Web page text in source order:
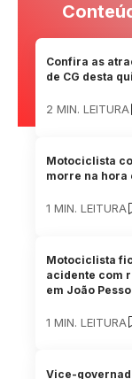
Confira as
de CG desta
2 MIN. LEITURA
Motociclista
morre na hora
1 MIN. LEITURA
Motociclista
acidente com
em João
1 MIN. LEITURA
Vice-